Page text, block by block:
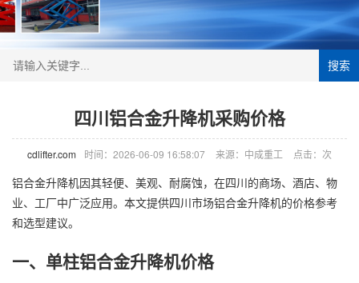
搜索
四川铝合金升降机采购价格
cdlifter.com 时间：2026-06-09 16:58:07 来源：中成重工 点击： 次
铝合金升降机因其轻便、美观、耐腐蚀，在四川的商场、酒店、物
业、工厂中广泛应用。本文提供四川市场铝合金升降机的价格参考
和选型建议。
一、单柱铝合金升降机价格